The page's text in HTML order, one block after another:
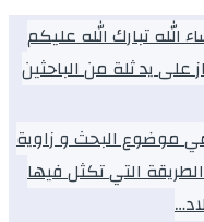
الله تبارك الله عليكم
يد ثلة من الباحثين
موضوع البحث و زاوية
التي تكثل فيها